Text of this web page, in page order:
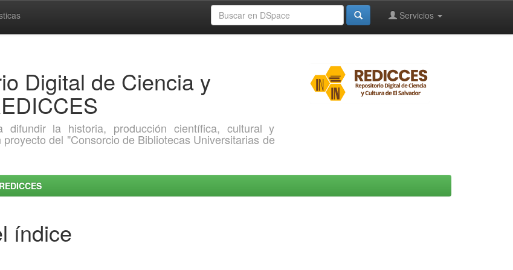
Servicios
Digital de Ciencia y
la historia, producción científica, cultural y
del "Consorcio de Bibliotecas Universitarias de
índice